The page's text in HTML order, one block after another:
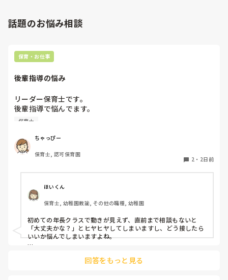
「約束はどうだった?」
「…あーあ！先生のせいでここで楽しく遊べなくなった!」
捨て台詞とともに、指定された場所で遊び始めました。
た上で指摘されたのは都合が悪くてあのような態度になった
が。
本音は，「話を聞かずに間違ったことを注意されて、都合が
と、言いたい。
我が子なら、間違いなくそう言っています。
うになる性格です。
話題のお悩み相談
保育・お仕事
後輩指導の悩み
リーダー保育士です。
後輩指導で悩んでます。
初めて年長を持つ後輩がいますが
いで様子見てると直前になるまで何もアクションがなかった
り
他の職員に聞いてる様子もなくて
よほど自分に聞きづらいのか、聞く必要性さえ感じないの
か、もうよくわからないです。
対応にも悩みます。
保育士
ちゃっぴー
保育士, 認可保育園
2 ・ 2日前
ほいくん
保育士, 幼稚園教諭, その他の職種, 幼稚園
初めての年長クラスで動きが見えず、直前まで相談もないと
「大丈夫かな？」とヒヤヒヤしてしまいますし、どう接したら
いいか悩んでしまいますよね。
「こんなこと聞いたら迷惑かな」と抱え込んでいるケースがと
回答をもっと見る